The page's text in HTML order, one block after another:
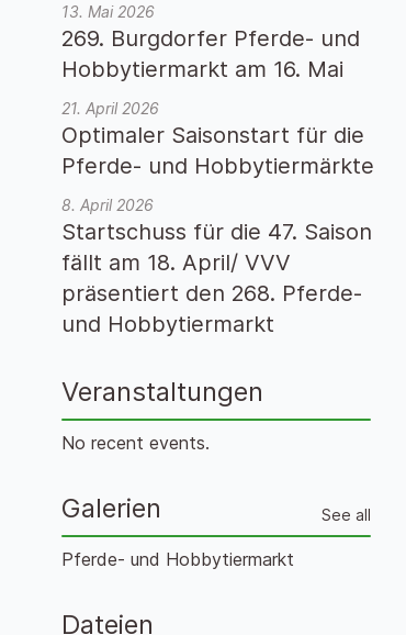
13. Mai 2026
269. Burgdorfer Pferde- und
Hobbytiermarkt am 16. Mai
21. April 2026
Optimaler Saisonstart für die
Pferde- und Hobbytiermärkte
8. April 2026
Startschuss für die 47. Saison
fällt am 18. April/ VVV
präsentiert den 268. Pferde-
und Hobbytiermarkt
Veranstaltungen
No recent events.
Galerien See all
Pferde- und Hobbytiermarkt
Dateien